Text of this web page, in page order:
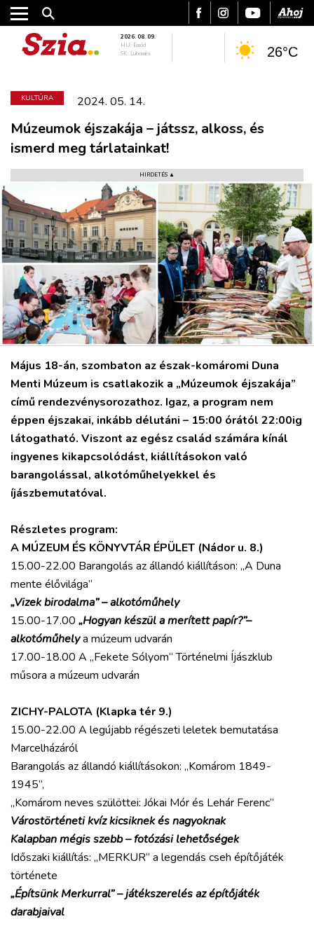
VÁROS
RÉGIÓ
SPORT
KULTÚRA
PODCAST
MIX
2026. 08. 09.
HU: Emőd
SK: Ľubomíra
26°C
KULTÚRA 2024. 05. 14.
Múzeumok éjszakája – játssz, alkoss, és
ismerd meg tárlatainkat!
HIRDETÉS ▲
Május 18-án, szombaton az észak-komáromi Duna
Menti Múzeum is csatlakozik a „Múzeumok éjszakája”
című rendezvénysorozathoz. Igaz, a program nem
éppen éjszakai, inkább délutáni – 15:00 órától 22:00ig
látogatható. Viszont az egész család számára kínál
ingyenes kikapcsolódást, kiállításokon való
barangolással, alkotóműhelyekkel és
íjászbemutatóval.
Részletes program:
A MÚZEUM ÉS KÖNYVTÁR ÉPÜLET (Nádor u. 8.)
15.00-22.00 Barangolás az állandó kiállításon: „A Duna
mente élővilága”
„Vizek birodalma” – alkotóműhely
15.00-17.00 „Hogyan készül a merített papír?”–
alkotóműhelya múzeum udvarán
17.00-18.00 A „Fekete Sólyom“ Történelmi Íjászklub
műsora a múzeum udvarán
ZICHY-PALOTA (Klapka tér 9.)
15.00-22.00 A legújabb régészeti leletek bemutatása
Marcelházáról
Barangolás az állandó kiállításokon: „Komárom 1849-
1945”,
„Komárom neves szülöttei: Jókai Mór és Lehár Ferenc”
Várostörténeti kvíz kicsiknek és nagyoknak
Kalapban mégis szebb – fotózási lehetőségek
Időszaki kiállítás: „MERKUR” a legendás cseh építőjáték
története
„Építsünk Merkurral” – játékszerelés az építőjáték
darabjaival